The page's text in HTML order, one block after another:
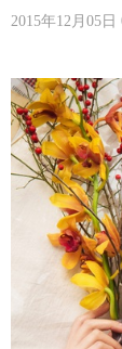
旅游
金融
富媒体
新华电视
2015年12月05日